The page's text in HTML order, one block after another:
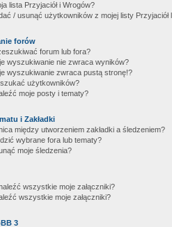
lista Przyjaciół i Wrogów?
/ usunąć użytkowników z mojej listy Przyjaciół
forów
forum lub fora?
wyszukiwanie nie zwraca wyników?
wyszukiwanie zwraca pustą stronę!?
użytkowników?
moje posty i tematy?
i Zakładki
między utworzeniem zakładki a śledzeniem?
wybrane fora lub tematy?
moje śledzenia?
wszystkie moje załączniki?
wszystkie moje załączniki?
3